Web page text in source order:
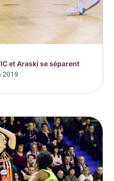
et Araski se séparent
2019